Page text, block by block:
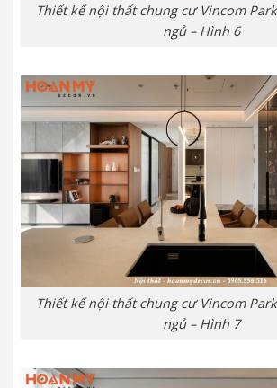
Thiết kế nội thất chung cư Vincom
ngủ – Hình 6
Thiết kế nội thất chung cư Vincom
ngủ – Hình 7